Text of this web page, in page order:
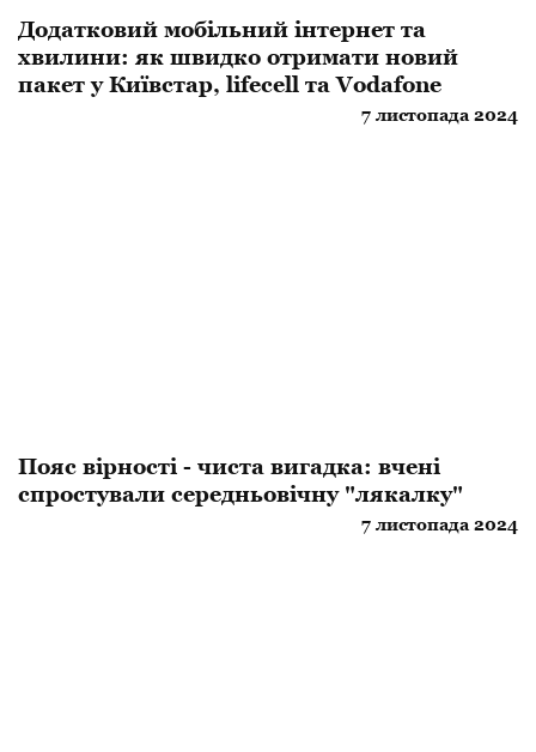
Додатковий мобільний інтернет та
хвилини: як швидко отримати новий
пакет у Київстар, lifecell та Vodafone
7 листопада 2024
Пояс вірності - чиста вигадка: вчені
спростували середньовічну "лякалку"
7 листопада 2024